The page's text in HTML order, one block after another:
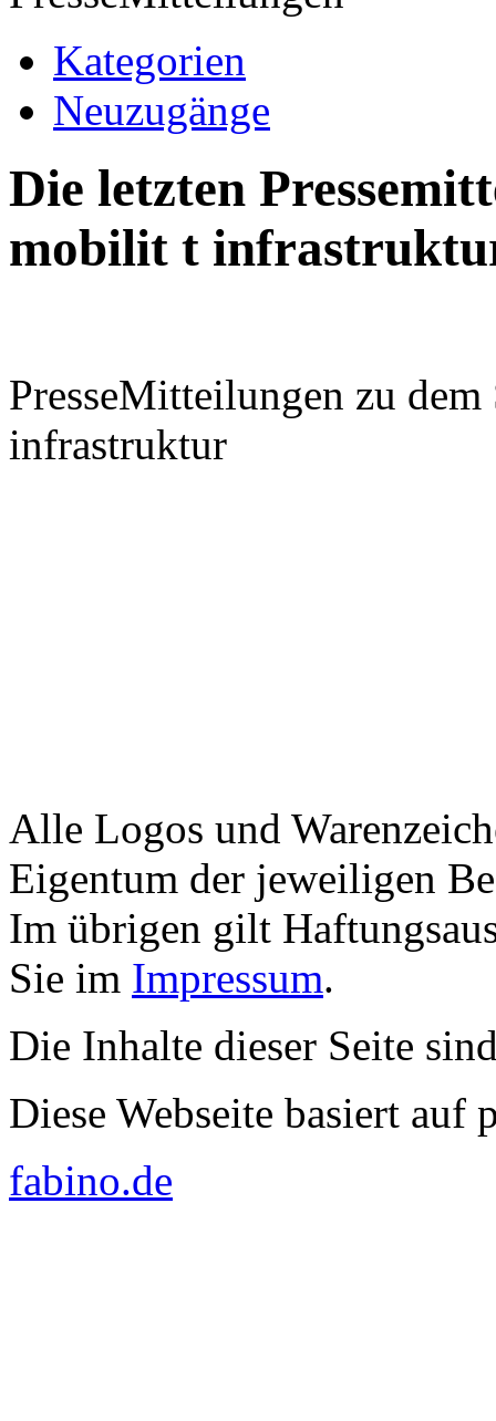
Kategorien
Neuzugänge
Die letzten
mobilit t
PresseMitteilungen zu
infrastruktur
Alle Logos und
Eigentum der jeweiligen
Im übrigen gilt
Sie im Impressum.
Die Inhalte dieser Seite
Diese Webseite basiert auf
fabino.de